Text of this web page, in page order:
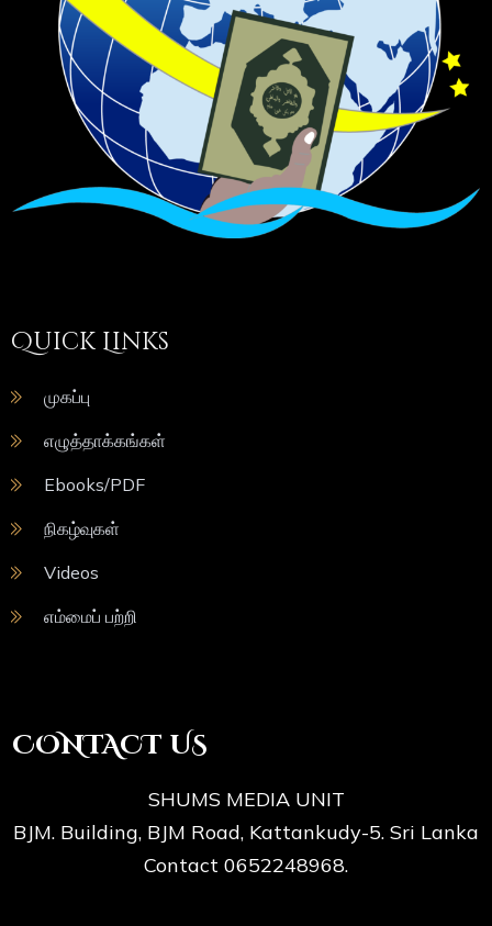
Quick Links
முகப்பு
எழுத்தாக்கங்கள்
Ebooks/PDF
நிகழ்வுகள்
Videos
எம்மைப் பற்றி
CONTACT US
SHUMS MEDIA UNIT
BJM. Building, BJM Road, Kattankudy-5. Sri Lanka
Contact 0652248968.